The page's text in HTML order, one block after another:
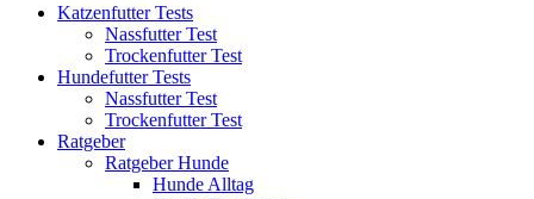
Katzenfutter Tests
Nassfutter Test
Trockenfutter Test
Hundefutter Tests
Nassfutter Test
Trockenfutter Test
Ratgeber
Ratgeber Hunde
Hunde Alltag